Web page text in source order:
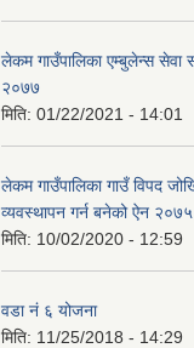
लेकम गाउँपालिका एम्बुलेन्स सेवा
२०७७
मिति: 01/22/2021 - 14:01
लेकम गाउँपालिका गाउँ विपद
व्यवस्थापन गर्न बनेको ऐन
मिति: 10/02/2020 - 12:59
वडा नं ६ योजना
मिति: 11/25/2018 - 14:29